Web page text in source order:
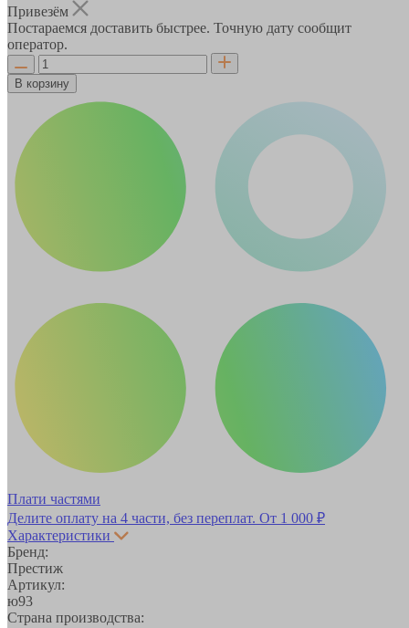
Привезём
Постараемся доставить быстрее. Точную дату сообщит
оператор.
В корзину
Плати частями
Делите оплату на 4 части, без переплат. От 1 000 ₽
Характеристики
Бренд:
Престиж
Артикул:
ю93
Страна производства: